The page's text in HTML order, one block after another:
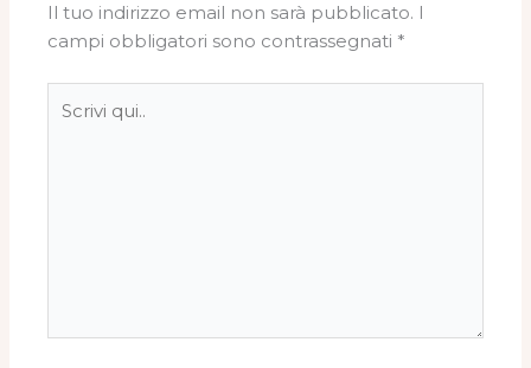
Il tuo indirizzo email non sarà pubblicato. I
campi obbligatori sono contrassegnati *
qui..